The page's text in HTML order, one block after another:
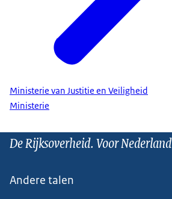
Ministerie van Justitie en Veiligheid
Ministerie
De Rijksoverheid. Voor Nederland
Andere talen